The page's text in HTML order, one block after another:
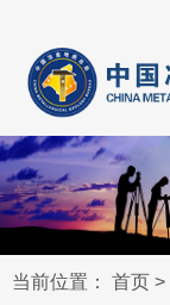
当前位置： 首页 >